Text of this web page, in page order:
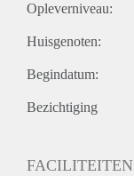
Opleverniveau:
Huisgenoten:
Begindatum:
Bezichtiging
FACILITEITEN